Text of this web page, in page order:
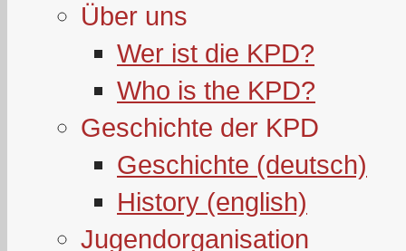
Über uns
Wer ist die KPD?
Who is the KPD?
Geschichte der KPD
Geschichte (deutsch)
History (english)
Jugendorganisation